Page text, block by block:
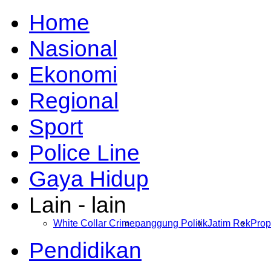
Home
Nasional
Ekonomi
Regional
Sport
Police Line
Gaya Hidup
Lain - lain
White Collar Crimepanggung PolitikJatim Rek
Pendidikan